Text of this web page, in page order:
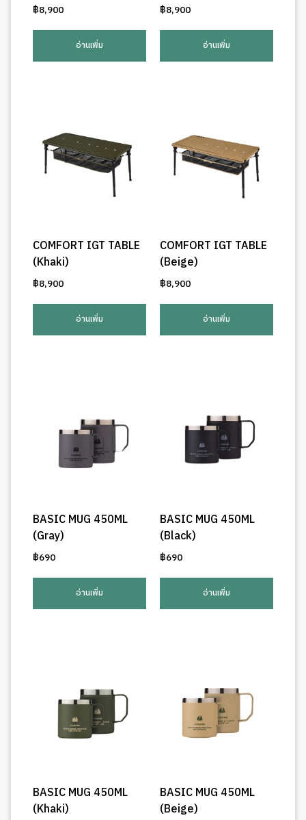
฿8,900
อ่านเพิ่ม
฿8,900
อ่านเพิ่ม
COMFORT IGT TABLE
(Khaki)
฿8,900
อ่านเพิ่ม
COMFORT IGT TABLE
(Beige)
฿8,900
อ่านเพิ่ม
BASIC MUG 450ML
(Gray)
฿690
อ่านเพิ่ม
BASIC MUG 450ML
(Black)
฿690
อ่านเพิ่ม
BASIC MUG 450ML
(Khaki)
BASIC MUG 450ML
(Beige)